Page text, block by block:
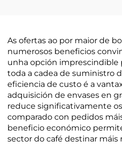
As ofertas ao por maior de
numerosos beneficios
unha opción imprescindible
toda a cadea de suministro
eficiencia de custo é a
adquisición de envases en
reduce significativamente
comparado con pedidos
beneficio económico
sector do café destinar máis